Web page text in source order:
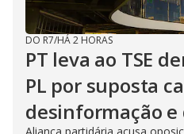
DO R7/HÁ 2 HORAS
PT leva ao TSE
PL por suposta
desinformação e
Aliança partidária acusa